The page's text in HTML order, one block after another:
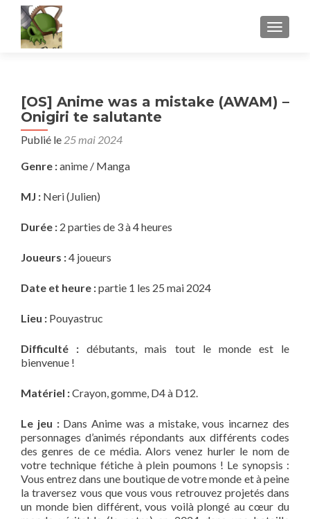
[OS] Anime was a mistake (AWAM) –
Onigiri te salutante
Publié le 25 mai 2024
Genre :anime / Manga
MJ : Neri (Julien)
Durée : 2 parties de 3 à 4 heures
Joueurs :4 joueurs
Date et heure :partie 1 les 25 mai 2024
Lieu : Pouyastruc
Difficulté : débutants, mais tout le monde est le
bienvenue !
Matériel :Crayon, gomme, D4 à D12.
Le jeu : Dans Anime was a mistake, vous incarnez des
personnages d’animés répondants aux différents codes
des genres de ce média. Alors venez hurler le nom de
votre technique fétiche à plein poumons ! Le synopsis :
Vous entrez dans une boutique de votre monde et à peine
la traversez vous que vous vous retrouvez projetés dans
un monde bien différent, vous voilà plongé au cœur du